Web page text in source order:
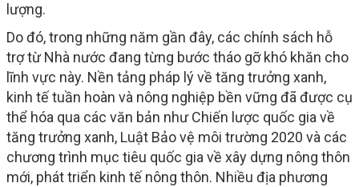
lượng.
Do đó, trong những năm gần đây, các chính sách hỗ
trợ từ Nhà nước đang từng bước tháo gỡ khó khăn cho
lĩnh vực này. Nền tảng pháp lý về tăng trưởng xanh,
kinh tế tuần hoàn và nông nghiệp bền vững đã được cụ
thể hóa qua các văn bản như Chiến lược quốc gia về
tăng trưởng xanh, Luật Bảo vệ môi trường 2020 và các
chương trình mục tiêu quốc gia về xây dựng nông thôn
mới, phát triển kinh tế nông thôn. Nhiều địa phương